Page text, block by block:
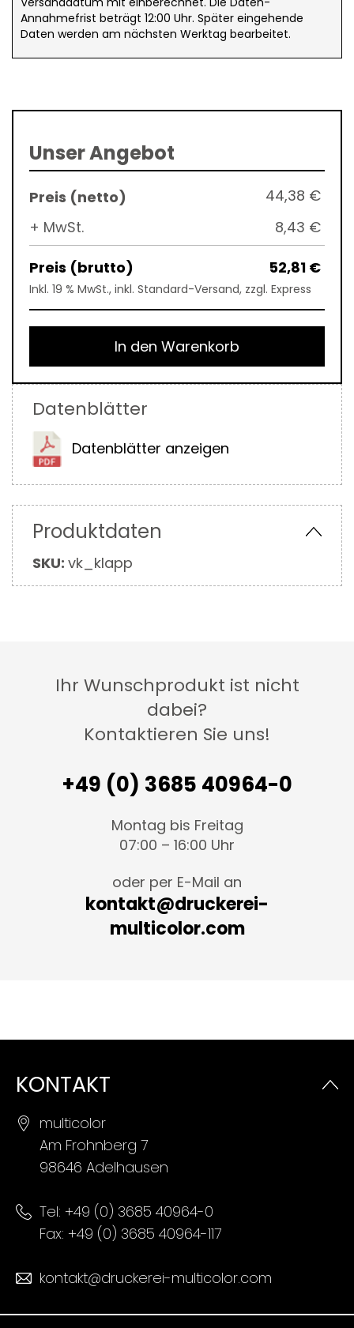
Unser Angebot
44,38 €
+ MwSt.
8,43 €
52,81 €
Inkl. 19 % MwSt., inkl. Standard-Versand, zzgl. Express
In den Warenkorb
Annahmefrist beträgt 12:00 Uhr. Später eingehende
Daten werden am nächsten Werktag bearbeitet.
Datenblätter
Datenblätter anzeigen
Produktdaten
Mehr
SKU: vk_klapp
Ihr Wunschprodukt ist nicht
dabei?
Kontaktieren Sie uns!
+49 (0) 3685 40964-0
Montag bis Freitag
07:00 – 16:00 Uhr
oder per E-Mail an
kontakt@druckerei-
multicolor.com
KONTAKT
multicolor
Am Frohnberg 7
98646 Adelhausen
Tel: +49 (0) 3685 40964-0
Fax: +49 (0) 3685 40964-117
kontakt@druckerei-multicolor.com